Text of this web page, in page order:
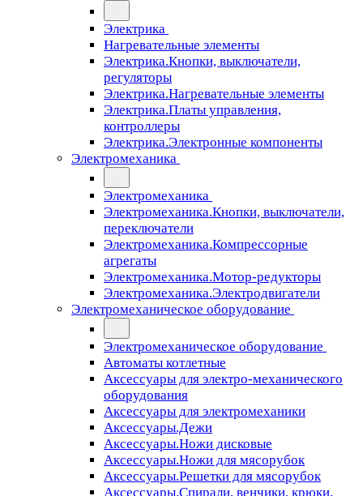
Электрика
Нагревательные элементы
Электрика.Кнопки, выключатели,
регуляторы
Электрика.Нагревательные элементы
Электрика.Платы управления,
контроллеры
Электрика.Электронные компоненты
Электромеханика
Электромеханика
Электромеханика.Кнопки, выключатели,
переключатели
Электромеханика.Компрессорные
агрегаты
Электромеханика.Мотор-редукторы
Электромеханика.Электродвигатели
Электромеханическое оборудование
Электромеханическое оборудование
Автоматы котлетные
Аксессуары для электро-механического
оборудования
Аксессуары для электромеханики
Аксессуары.Дежи
Аксессуары.Ножи дисковые
Аксессуары.Ножи для мясорубок
Аксессуары.Решетки для мясорубок
Аксессуары.Спирали, венчики, крюки,